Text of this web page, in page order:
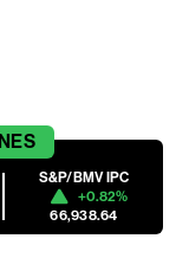
S&P/BMV IPC
+0.82%
66,938.64